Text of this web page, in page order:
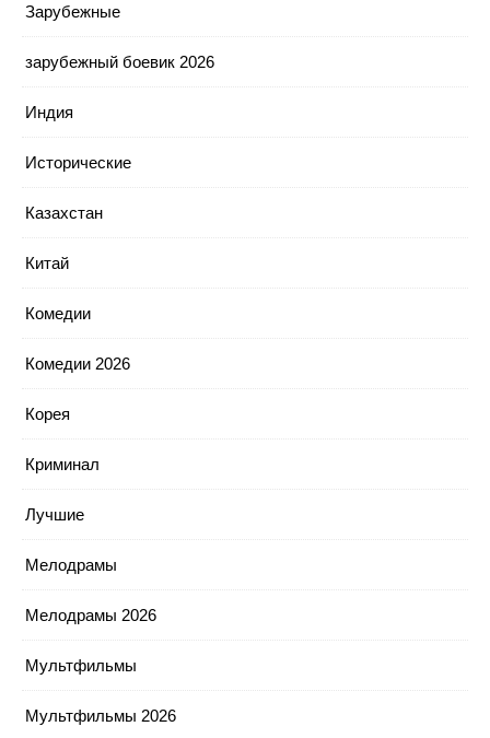
Зарубежные
зарубежный боевик 2026
Индия
Исторические
Казахстан
Китай
Комедии
Комедии 2026
Корея
Криминал
Лучшие
Мелодрамы
Мелодрамы 2026
Мультфильмы
Мультфильмы 2026